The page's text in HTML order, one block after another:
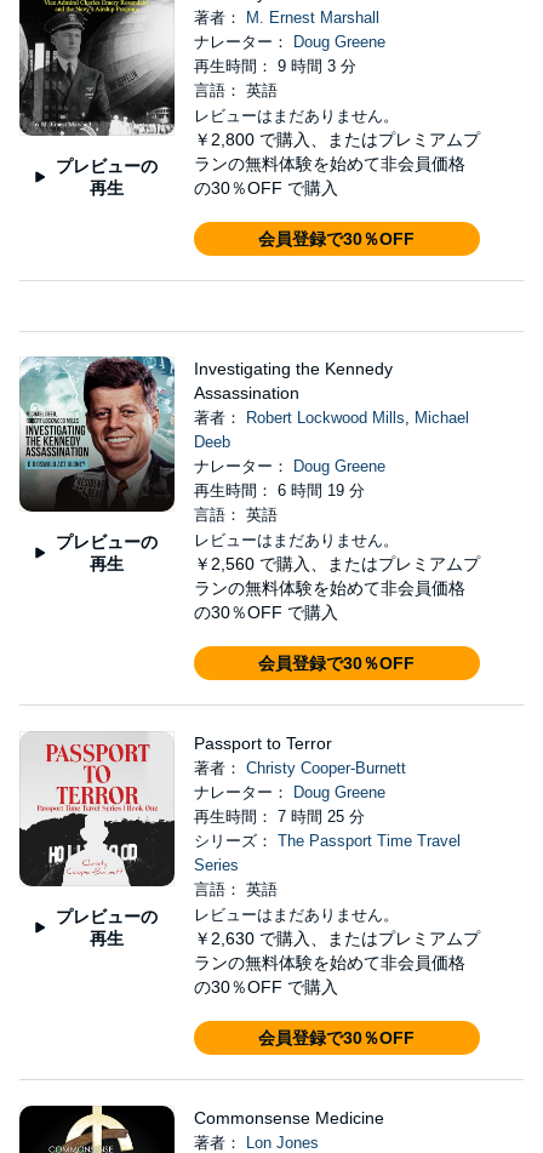
プレビューの
再生
著者：
M. Ernest Marshall
ナレーター：
Doug Greene
再生時間： 9 時間 3 分
言語： 英語
レビューはまだありません。
￥2,800 で購入、またはプレミアムプ
ランの無料体験を始めて非会員価格
の30％OFF で購入
会員登録で30％OFF
プレビューの
再生
Investigating the Kennedy
Assassination
著者： Robert Lockwood Mills, Michael
Deeb
ナレーター：
Doug Greene
再生時間： 6 時間 19 分
言語： 英語
レビューはまだありません。
￥2,560 で購入、またはプレミアムプ
ランの無料体験を始めて非会員価格
の30％OFF で購入
会員登録で30％OFF
プレビューの
再生
Passport to Terror
著者： Christy Cooper-Burnett
ナレーター：
Doug Greene
再生時間： 7 時間 25 分
シリーズ： The Passport Time Travel
Series
言語： 英語
レビューはまだありません。
￥2,630 で購入、またはプレミアムプ
ランの無料体験を始めて非会員価格
の30％OFF で購入
会員登録で30％OFF
Commonsense Medicine
著者：
Lon Jones